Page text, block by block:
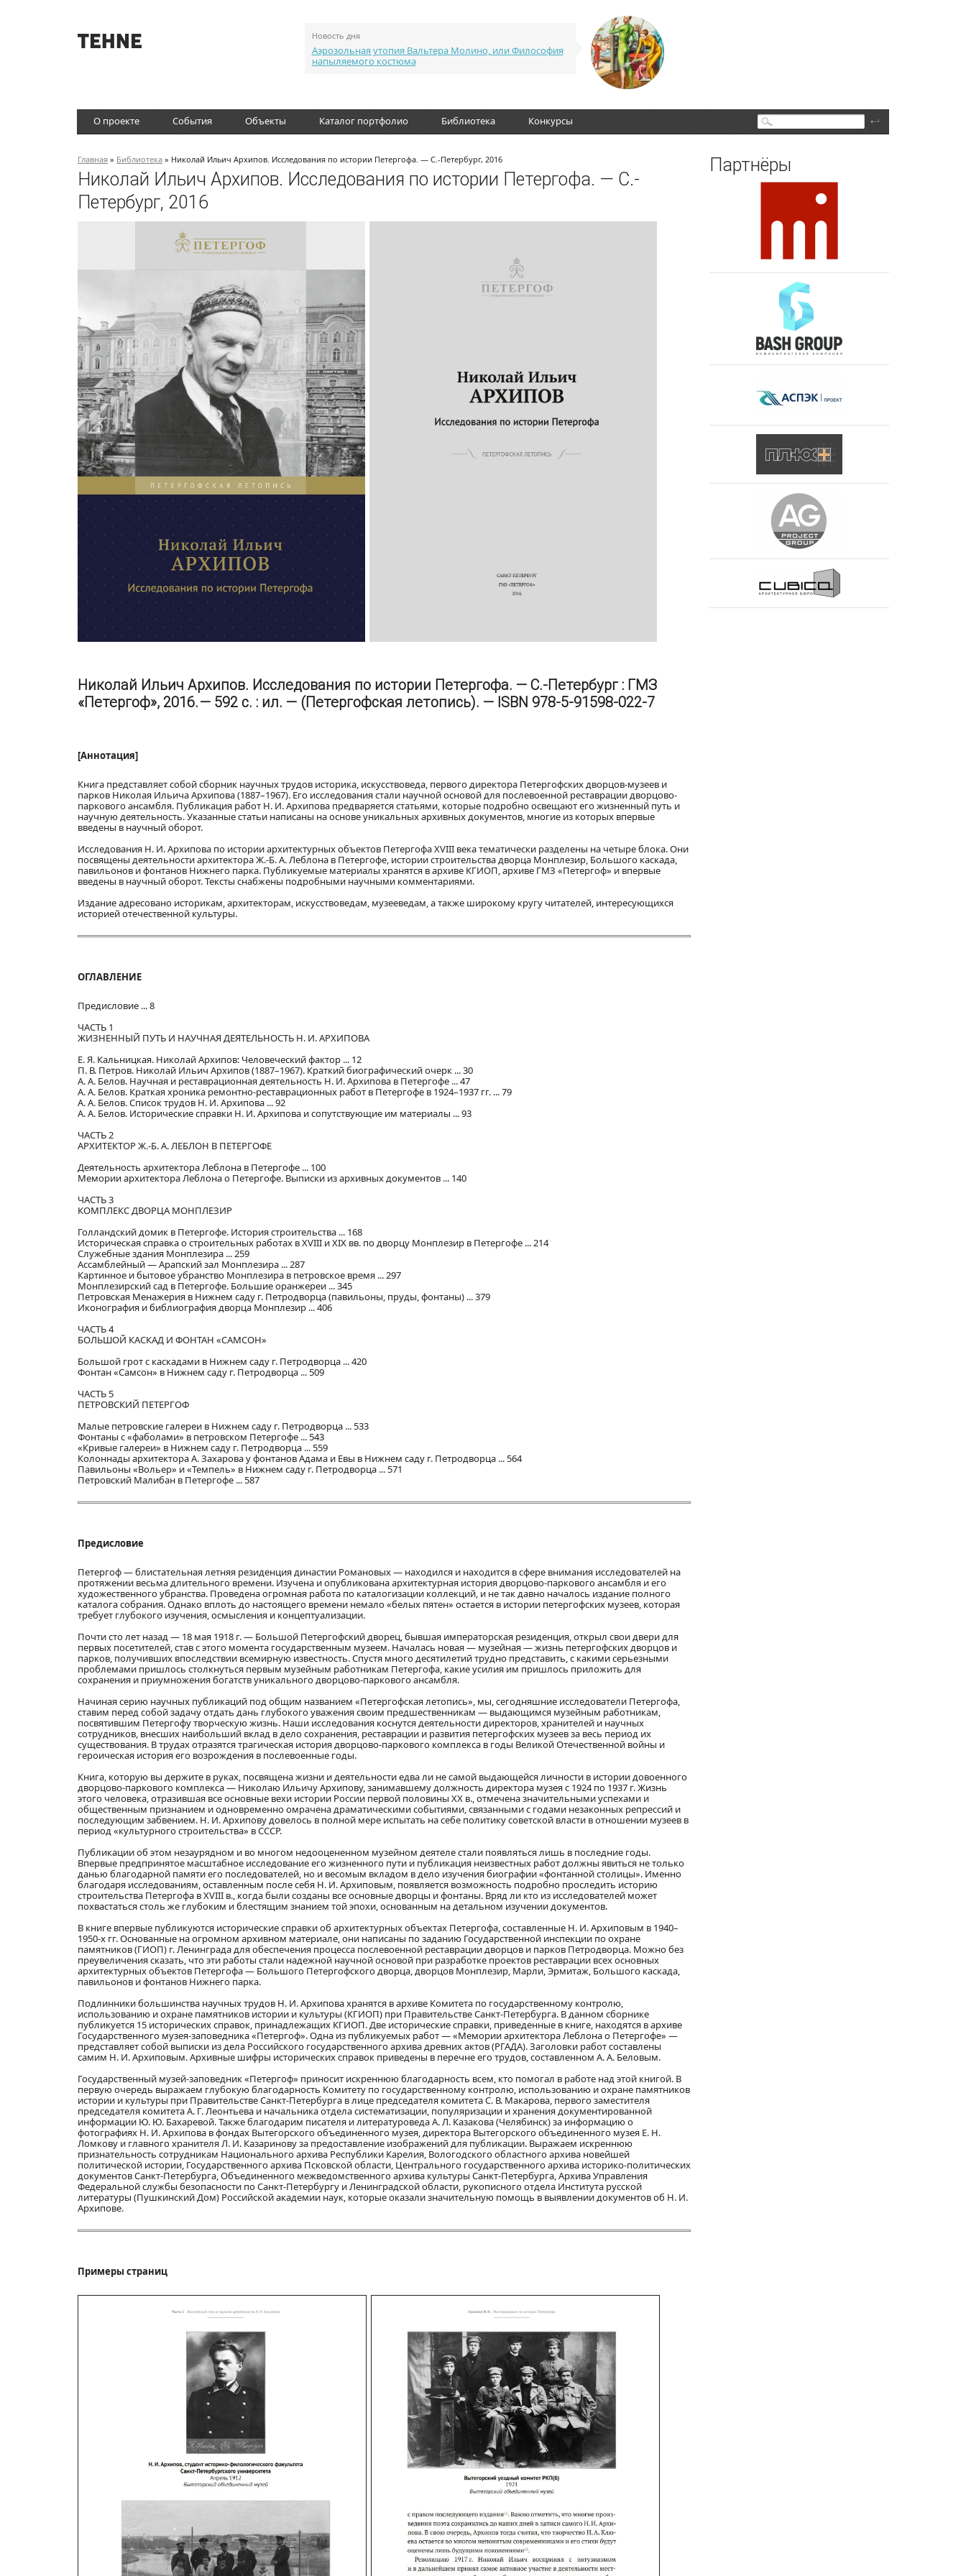
Новость дня
Аэрозольная утопия Вальтера Молино, или Философия
напыляемого костюма
О проекте События Объекты Каталог портфолио Библиотека Конкурсы Поиск
Главная » Библиотека » Николай Ильич Архипов. Исследования по истории Петергофа. — С.-Петербург, 2016
Николай Ильич Архипов. Исследования по истории Петергофа. — С.-
Петербург, 2016
Николай Ильич Архипов. Исследования по истории Петергофа. — С.-Петербург : ГМЗ
«Петергоф», 2016. — 592 с. : ил. — (Петергофская летопись). — ISBN 978-5-91598-022-7
[Аннотация]
Книга представляет собой сборник научных трудов историка, искусствоведа, первого директора Петергофских дворцов-музеев и
парков Николая Ильича Архипова (1887–1967). Его исследования стали научной основой для послевоенной реставрации дворцово-
паркового ансамбля. Публикация работ Н. И. Архипова предваряется статьями, которые подробно освещают его жизненный путь и
научную деятельность. Указанные статьи написаны на основе уникальных архивных документов, многие из которых впервые
введены в научный оборот.
Исследования Н. И. Архипова по истории архитектурных объектов Петергофа XVIII века тематически разделены на четыре блока. Они
посвящены деятельности архитектора Ж.-Б. А. Леблона в Петергофе, истории строительства дворца Монплезир, Большого каскада,
павильонов и фонтанов Нижнего парка. Публикуемые материалы хранятся в архиве КГИОП, архиве ГМЗ «Петергоф» и впервые
введены в научный оборот. Тексты снабжены подробными научными комментариями.
Издание адресовано историкам, архитекторам, искусствоведам, музееведам, а также широкому кругу читателей, интересующихся
историей отечественной культуры.
ОГЛАВЛЕНИЕ
Предисловие ... 8
ЧАСТЬ 1
ЖИЗНЕННЫЙ ПУТЬ И НАУЧНАЯ ДЕЯТЕЛЬНОСТЬ Н. И. АРХИПОВА
Е. Я. Кальницкая. Николай Архипов: Человеческий фактор ... 12
П. В. Петров. Николай Ильич Архипов (1887–1967). Краткий биографический очерк ... 30
А. А. Белов. Научная и реставрационная деятельность Н. И. Архипова в Петергофе ... 47
А. А. Белов. Краткая хроника ремонтно-реставрационных работ в Петергофе в 1924–1937 гг. ... 79
А. А. Белов. Список трудов Н. И. Архипова ... 92
А. А. Белов. Исторические справки Н. И. Архипова и сопутствующие им материалы ... 93
ЧАСТЬ 2
АРХИТЕКТОР Ж.-Б. А. ЛЕБЛОН В ПЕТЕРГОФЕ
Деятельность архитектора Леблона в Петергофе ... 100
Мемории архитектора Леблона о Петергофе. Выписки из архивных документов ... 140
ЧАСТЬ 3
КОМПЛЕКС ДВОРЦА МОНПЛЕЗИР
Голландский домик в Петергофе. История строительства ... 168
Историческая справка о строительных работах в XVIII и XIX вв. по дворцу Монплезир в Петергофе ... 214
Служебные здания Монплезира ... 259
Ассамблейный — Арапский зал Монплезира ... 287
Картинное и бытовое убранство Монплезира в петровское время ... 297
Монплезирский сад в Петергофе. Большие оранжереи ... 345
Петровская Менажерия в Нижнем саду г. Петродворца (павильоны, пруды, фонтаны) ... 379
Иконография и библиография дворца Монплезир ... 406
ЧАСТЬ 4
БОЛЬШОЙ КАСКАД И ФОНТАН «САМСОН»
Большой грот с каскадами в Нижнем саду г. Петродворца ... 420
Фонтан «Самсон» в Нижнем саду г. Петродворца ... 509
ЧАСТЬ 5
ПЕТРОВСКИЙ ПЕТЕРГОФ
Малые петровские галереи в Нижнем саду г. Петродворца ... 533
Фонтаны с «фаболами» в петровском Петергофе ... 543
«Кривые галереи» в Нижнем саду г. Петродворца ... 559
Колоннады архитектора А. Захарова у фонтанов Адама и Евы в Нижнем саду г. Петродворца ... 564
Павильоны «Вольер» и «Темпель» в Нижнем саду г. Петродворца ... 571
Петровский Малибан в Петергофе ... 587
Предисловие
Петергоф — блистательная летняя резиденция династии Романовых — находился и находится в сфере внимания исследователей на
протяжении весьма длительного времени. Изучена и опубликована архитектурная история дворцово-паркового ансамбля и его
художественного убранства. Проведена огромная работа по каталогизации коллекций, и не так давно началось издание полного
каталога собрания. Однако вплоть до настоящего времени немало «белых пятен» остается в истории петергофских музеев, которая
требует глубокого изучения, осмысления и концептуализации.
Почти сто лет назад — 18 мая 1918 г. — Большой Петергофский дворец, бывшая императорская резиденция, открыл свои двери для
первых посетителей, став с этого момента государственным музеем. Началась новая — музейная — жизнь петергофских дворцов и
парков, получивших впоследствии всемирную известность. Спустя много десятилетий трудно представить, с какими серьезными
проблемами пришлось столкнуться первым музейным работникам Петергофа, какие усилия им пришлось приложить для
сохранения и приумножения богатств уникального дворцово-паркового ансамбля.
Начиная серию научных публикаций под общим названием «Петергофская летопись», мы, сегодняшние исследователи Петергофа,
ставим перед собой задачу отдать дань глубокого уважения своим предшественникам — выдающимся музейным работникам,
посвятившим Петергофу творческую жизнь. Наши исследования коснутся деятельности директоров, хранителей и научных
сотрудников, внесших наибольший вклад в дело сохранения, реставрации и развития петергофских музеев за весь период их
существования. В трудах отразятся трагическая история дворцово-паркового комплекса в годы Великой Отечественной войны и
героическая история его возрождения в послевоенные годы.
Книга, которую вы держите в руках, посвящена жизни и деятельности едва ли не самой выдающейся личности в истории довоенного
дворцово-паркового комплекса — Николаю Ильичу Архипову, занимавшему должность директора музея с 1924 по 1937 г. Жизнь
этого человека, отразившая все основные вехи истории России первой половины XX в., отмечена значительными успехами и
общественным признанием и одновременно омрачена драматическими событиями, связанными с годами незаконных репрессий и
последующим забвением. Н. И. Архипову довелось в полной мере испытать на себе политику советской власти в отношении музеев в
период «культурного строительства» в СССР.
Публикации об этом незаурядном и во многом недооцененном музейном деятеле стали появляться лишь в последние годы.
Впервые предпринятое масштабное исследование его жизненного пути и публикация неизвестных работ должны явиться не только
данью благодарной памяти его последователей, но и весомым вкладом в дело изучения биографии «фонтанной столицы». Именно
благодаря исследованиям, оставленным после себя Н. И. Архиповым, появляется возможность подробно проследить историю
строительства Петергофа в XVIII в., когда были созданы все основные дворцы и фонтаны. Вряд ли кто из исследователей может
похвастаться столь же глубоким и блестящим знанием той эпохи, основанным на детальном изучении документов.
В книге впервые публикуются исторические справки об архитектурных объектах Петергофа, составленные Н. И. Архиповым в 1940–
1950-х гг. Основанные на огромном архивном материале, они написаны по заданию Государственной инспекции по охране
памятников (ГИОП) г. Ленинграда для обеспечения процесса послевоенной реставрации дворцов и парков Петродворца. Можно без
преувеличения сказать, что эти работы стали надежной научной основой при разработке проектов реставрации всех основных
архитектурных объектов Петергофа — Большого Петергофского дворца, дворцов Монплезир, Марли, Эрмитаж, Большого каскада,
павильонов и фонтанов Нижнего парка.
Подлинники большинства научных трудов Н. И. Архипова хранятся в архиве Комитета по государственному контролю,
использованию и охране памятников истории и культуры (КГИОП) при Правительстве Санкт-Петербурга. В данном сборнике
публикуется 15 исторических справок, принадлежащих КГИОП. Две исторические справки, приведенные в книге, находятся в архиве
Государственного музея-заповедника «Петергоф». Одна из публикуемых работ — «Мемории архитектора Леблона о Петергофе» —
представляет собой выписки из дела Российского государственного архива древних актов (РГАДА). Заголовки работ составлены
самим Н. И. Архиповым. Архивные шифры исторических справок приведены в перечне его трудов, составленном А. А. Беловым.
Государственный музей-заповедник «Петергоф» приносит искреннюю благодарность всем, кто помогал в работе над этой книгой. В
первую очередь выражаем глубокую благодарность Комитету по государственному контролю, использованию и охране памятников
истории и культуры при Правительстве Санкт-Петербурга в лице председателя комитета С. В. Макарова, первого заместителя
председателя комитета А. Г. Леонтьева и начальника отдела систематизации, популяризации и хранения документированной
информации Ю. Ю. Бахаревой. Также благодарим писателя и литературоведа А. Л. Казакова (Челябинск) за информацию о
фотографиях Н. И. Архипова в фондах Вытегорского объединенного музея, директора Вытегорского объединенного музея Е. Н.
Ломкову и главного хранителя Л. И. Казаринову за предоставление изображений для публикации. Выражаем искреннюю
признательность сотрудникам Национального архива Республики Карелия, Вологодского областного архива новейшей
политической истории, Государственного архива Псковской области, Центрального государственного архива историко-политических
документов Санкт-Петербурга, Объединенного межведомственного архива культуры Санкт-Петербурга, Архива Управления
Федеральной службы безопасности по Санкт-Петербургу и Ленинградской области, рукописного отдела Института русской
литературы (Пушкинский Дом) Российской академии наук, которые оказали значительную помощь в выявлении документов об Н. И.
Архипове.
Примеры страниц
Партнёры